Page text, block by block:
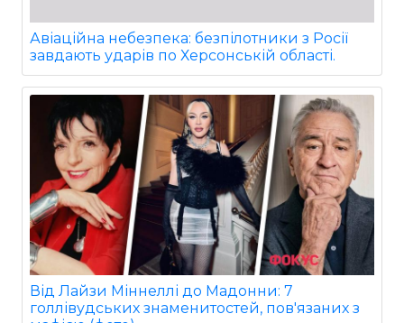
Авіаційна небезпека: безпілотники з Росії
завдають ударів по Херсонській області.
Від Лайзи Міннеллі до Мадонни: 7
голлівудських знаменитостей, пов'язаних з